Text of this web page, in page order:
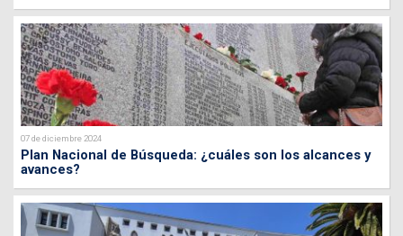
07 de diciembre 2024
Plan Nacional de Búsqueda: ¿cuáles son los alcances y
avances?